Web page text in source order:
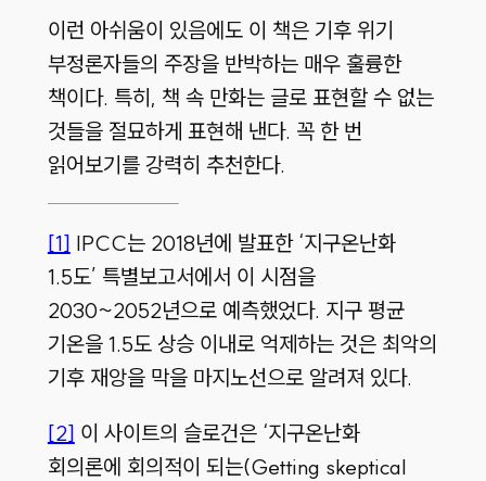
이런 아쉬움이 있음에도 이 책은 기후 위기
부정론자들의 주장을 반박하는 매우 훌륭한
책이다. 특히, 책 속 만화는 글로 표현할 수 없는
것들을 절묘하게 표현해 낸다. 꼭 한 번
읽어보기를 강력히 추천한다.
[1] IPCC는2018년에 발표한 ‘지구온난화
1.5도’ 특별보고서에서 이 시점을
2030~2052년으로 예측했었다. 지구 평균
기온을1.5도 상승 이내로 억제하는 것은 최악의
기후 재앙을 막을 마지노선으로 알려져 있다.
[2] 이 사이트의 슬로건은 ‘지구온난화
회의론에 회의적이 되는(Getting skeptical